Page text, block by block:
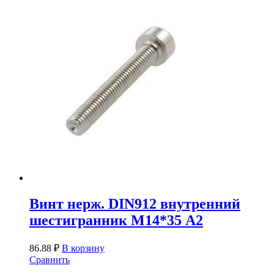
Винт нерж. DIN912 внутренний
шестигранник М14*35 А2
86.88 ₽ В корзину
Сравнить